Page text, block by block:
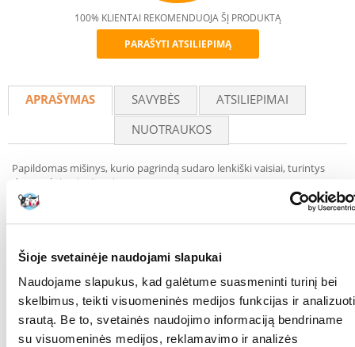
Šioje svetainėje naudojami slapukai
Naudojame slapukus, kad galėtume suasmeninti turinį bei
skelbimus, teikti visuomeninės medijos funkcijas ir analizuoti
srautą. Be to, svetainės naudojimo informaciją bendriname
su visuomeninės medijos, reklamavimo ir analizės
Recommend
100% KLIENTAI REKOMENDUOJA ŠĮ PRODUKTĄ
PARAŠYTI ATSILIEPIMĄ
APRAŠYMAS SAVYBĖS
ATSILIEPIMAI
NUOTRAUKOS
Papildomas mišinys, kurio pagrindą sudaro lenkiški vaisiai, turintys
daug pektino ir vitaminų.
Rožių vaisiai yra vertingas vitamino C šaltinis, ypač stiprinantis
imuninę sistemą. Kadagio vaisiuose, be kita ko, yra eterinio aliejaus,
organinių rūgščių, vitamino C. Jis veikia sergant kepenų ligomis kaip
diuretikas. Obuolys yra vertingas ląstelienos šaltinis, be to, lengvai
virškinamas.
Papildomas pašaras.
Sudedamosios dalys: džiovinti erškėtuogės vaisiai, džiovinti obuoliai,
džiovintos aronijos (20 %), džiovintos gudobelės (15 %), džiovinti
juodieji erškėčiai.